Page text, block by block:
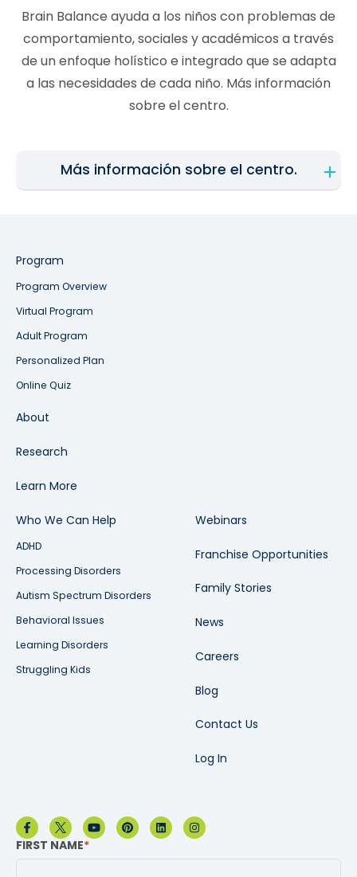
Brain Balance ayuda a los niños con problemas de
comportamiento, sociales y académicos a través
de un enfoque holístico e integrado que se adapta
a las necesidades de cada niño. Más información
sobre el centro.
Más información sobre el centro.
Program
Program Overview
Virtual Program
Adult Program
Personalized Plan
Online Quiz
About
Research
Learn More
Who We Can Help
ADHD
Processing Disorders
Autism Spectrum Disorders
Behavioral Issues
Learning Disorders
Struggling Kids
Webinars
Franchise Opportunities
Family Stories
News
Careers
Blog
Contact Us
Log In
FIRST NAME*